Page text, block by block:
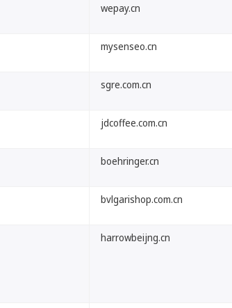
wepay.cn
mysenseo.cn
sgre.com.cn
jdcoffee.com.cn
boehringer.cn
bvlgarishop.com.cn
harrowbeijng.cn